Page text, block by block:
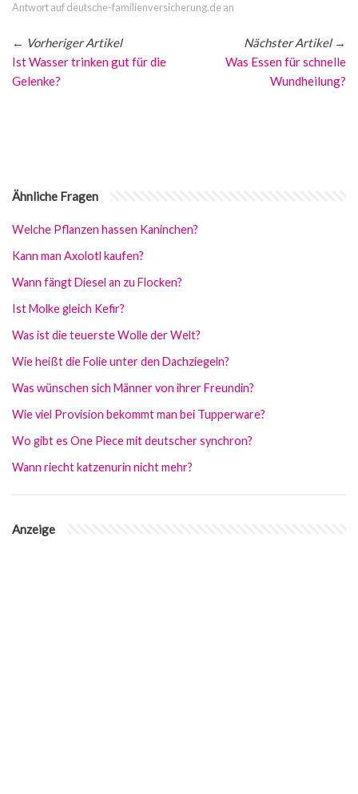
Antwort auf deutsche-familienversicherung.de an
← Vorheriger Artikel
Ist Wasser trinken gut für die
Gelenke?
Nächster Artikel→
Was Essen für schnelle
Wundheilung?
Ähnliche Fragen
Welche Pflanzen hassen Kaninchen?
Kann man Axolotl kaufen?
Wann fängt Diesel an zu Flocken?
Ist Molke gleich Kefir?
Was ist die teuerste Wolle der Welt?
Wie heißt die Folie unter den Dachziegeln?
Was wünschen sich Männer von ihrer Freundin?
Wie viel Provision bekommt man bei Tupperware?
Wo gibt es One Piece mit deutscher synchron?
Wann riecht katzenurin nicht mehr?
Anzeige